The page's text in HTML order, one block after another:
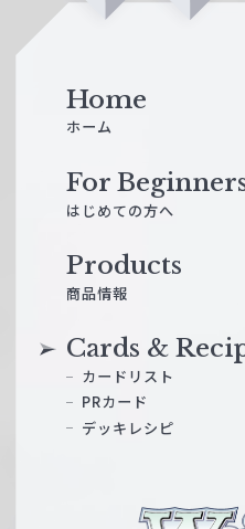
Home
ホーム
For
はじめての方へ
Products
商品情報
Cards &
カードリスト
PRカード
デッキレシピ